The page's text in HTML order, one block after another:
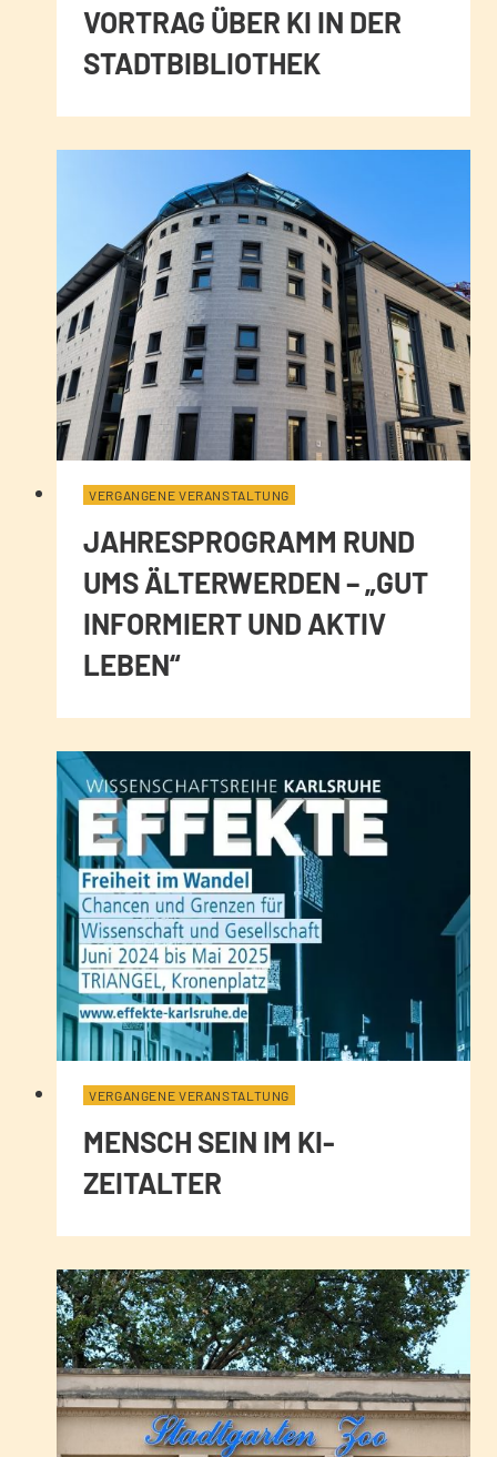
VORTRAG ÜBER KI IN DER
STADTBIBLIOTHEK
VERGANGENE VERANSTALTUNG
JAHRESPROGRAMM RUND
UMS ÄLTERWERDEN – „GUT
INFORMIERT UND AKTIV
LEBEN“
VERGANGENE VERANSTALTUNG
MENSCH SEIN IM KI-
ZEITALTER